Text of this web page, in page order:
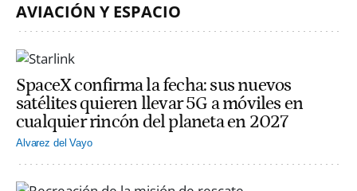
AVIACIÓN Y ESPACIO
SpaceX confirma la fecha: sus nuevos
satélites quieren llevar 5G a móviles en
cualquier rincón del planeta en 2027
Alvarez del Vayo